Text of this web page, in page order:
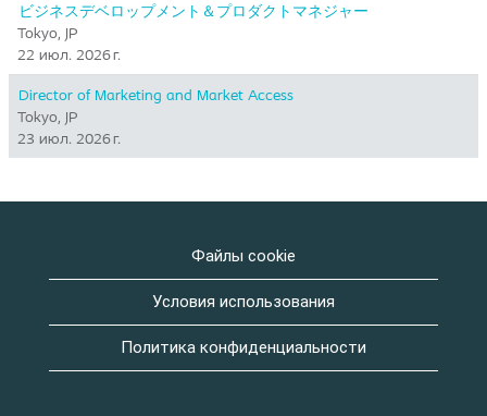
ビジネスデベロップメント＆プロダクトマネジャー
Tokyo, JP
22 июл. 2026 г.
Director of Marketing and Market Access
Tokyo, JP
23 июл. 2026 г.
Файлы cookie
Условия использования
Политика конфиденциальности